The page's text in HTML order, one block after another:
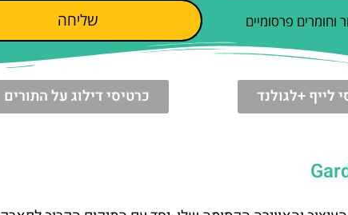
פרסומיים שליחה
לייף +לגולנד כרטיסי דילוג על התורים